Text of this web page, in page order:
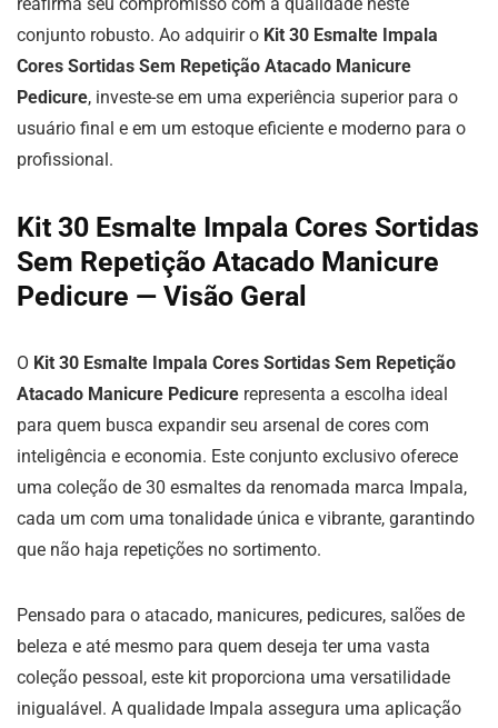
conjunto robusto. Ao adquirir o Kit 30 Esmalte Impala
Cores Sortidas Sem Repetição Atacado Manicure
Pedicure, investe-se em uma experiência superior para o
usuário final e em um estoque eficiente e moderno para o
profissional.
Kit 30 Esmalte Impala Cores Sortidas
Sem Repetição Atacado Manicure
Pedicure — Visão Geral
O Kit 30 Esmalte Impala Cores Sortidas Sem Repetição
Atacado Manicure Pedicure representa a escolha ideal
para quem busca expandir seu arsenal de cores com
inteligência e economia. Este conjunto exclusivo oferece
uma coleção de 30 esmaltes da renomada marca Impala,
cada um com uma tonalidade única e vibrante, garantindo
que não haja repetições no sortimento.
Pensado para o atacado, manicures, pedicures, salões de
beleza e até mesmo para quem deseja ter uma vasta
coleção pessoal, este kit proporciona uma versatilidade
inigualável. A qualidade Impala assegura uma aplicação